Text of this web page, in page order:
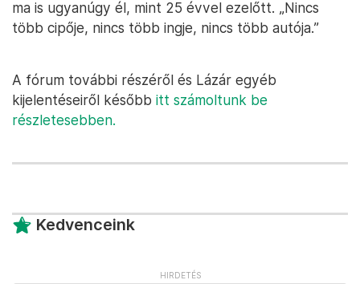
ma is ugyanúgy él, mint 25 évvel ezelőtt. „Nincs
több cipője, nincs több ingje, nincs több autója.”
A fórum további részéről és Lázár egyéb
kijelentéseiről később itt számoltunk be
részletesebben.
Kedvenceink